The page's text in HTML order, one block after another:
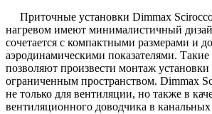
Приточные установки Dimmax
нагревом имеют минималистичный
сочетается с компактными размерами и
аэродинамическими показателями.
позволяют произвести монтаж установки
ограниченным пространством. Dimmax
не только для вентиляции, но также в
вентиляционного доводчика в канальных